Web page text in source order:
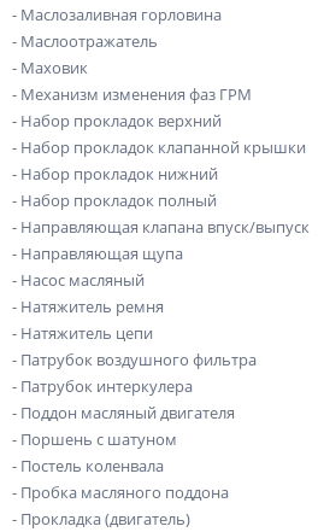
- Маслозаливная горловина
- Маслоотражатель
- Маховик
- Механизм изменения фаз ГРМ
- Набор прокладок верхний
- Набор прокладок клапанной крышки
- Набор прокладок нижний
- Набор прокладок полный
- Направляющая клапана впуск/выпуск
- Направляющая щупа
- Насос масляный
- Натяжитель ремня
- Натяжитель цепи
- Патрубок воздушного фильтра
- Патрубок интеркулера
- Поддон масляный двигателя
- Поршень с шатуном
- Постель коленвала
- Пробка масляного поддона
- Прокладка (двигатель)